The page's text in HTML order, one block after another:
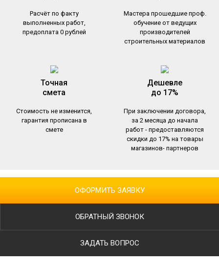
Расчёт по факту
выполненных работ,
предоплата 0 рублей
Мастера прошедшие проф.
обучение от ведущих
производителей
строительных материалов
Точная
cмета
Стоимость не изменится,
гарантия прописана в
смете
Дешевле
до 17%
При заключении договора,
за 2 месяца до начала
работ - предоставляются
скидки до 17% на товары
магазинов- партнеров
ОФОРМИТЬ ЗАЯВКУ
ОБРАТНЫЙ ЗВОНОК
ЗАДАТЬ ВОПРОС